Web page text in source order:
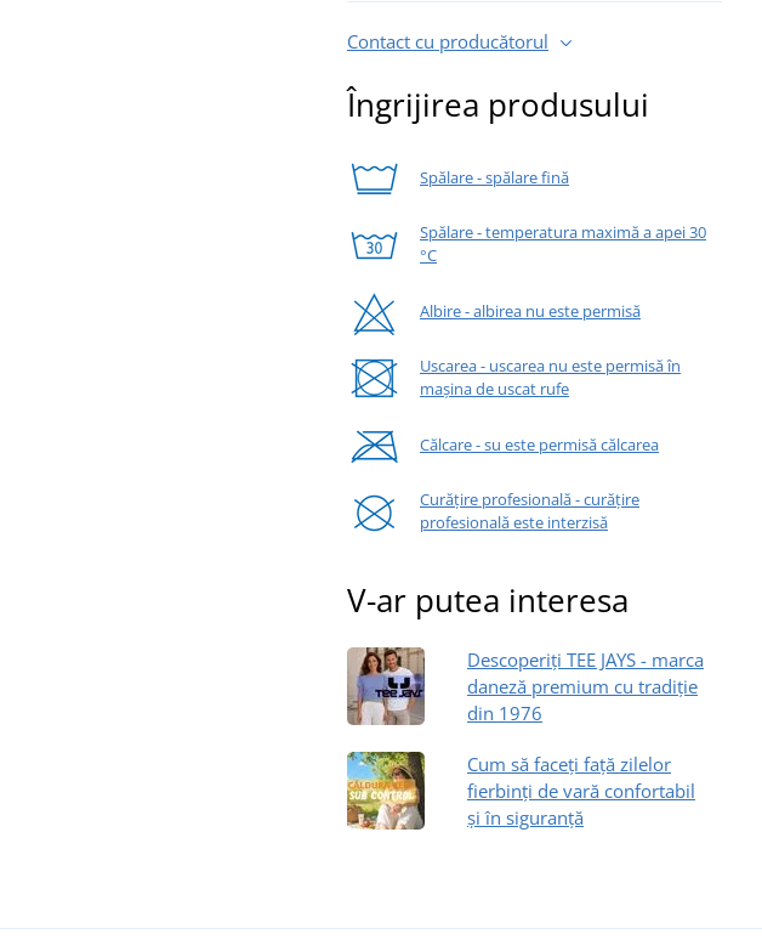
Contact cu producătorul
Îngrijirea produsului
Spălare - spălare fină
Spălare - temperatura maximă a apei 30
°C
Albire - albirea nu este permisă
Uscarea - uscarea nu este permisă în
mașina de uscat rufe
Călcare - su este permisă călcarea
Curățire profesională - curățire
profesională este interzisă
V-ar putea interesa
Descoperiți TEE JAYS - marca
daneză premium cu tradiție
din 1976
Cum să faceți față zilelor
fierbinți de vară confortabil
și în siguranță